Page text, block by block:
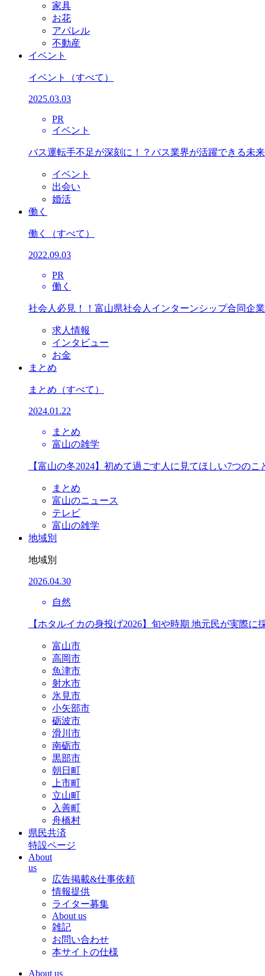
家具
お花
アパレル
不動産
イベント
イベント （すべて）
2025.03.03
PR
イベント
バス運転手不足が深刻に！？バス業界が活躍できる未
イベント
出会い
婚活
働く
働く （すべて）
2022.09.03
PR
働く
社会人必見！！富山県社会人インターンシップ合同企
求人情報
インタビュー
お金
まとめ
まとめ （すべて）
2024.01.22
まとめ
富山の雑学
【富山の冬2024】初めて過ごす人に見てほしい7つのこ
まとめ
富山のニュース
テレビ
富山の雑学
地域別
地域別
2026.04.30
自然
【ホタルイカの身投げ2026】旬や時期 地元民が実際に
富山市
高岡市
魚津市
射水市
氷見市
小矢部市
砺波市
滑川市
南砺市
黒部市
朝日町
上市町
立山町
入善町
舟橋村
県民共済
特設ページ
About
us
広告掲載&仕事依頼
情報提供
ライター募集
About us
雑記
お問い合わせ
本サイトの仕様
About us